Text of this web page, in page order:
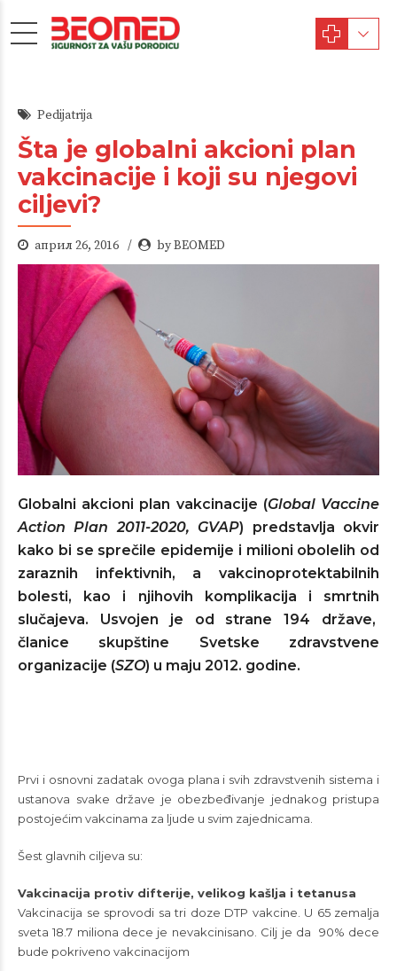
Pedijatrija
Šta je globalni akcioni plan
vakcinacije i koji su njegovi
ciljevi?
април 26, 2016 by BEOMED
Globalni akcioni plan vakcinacije (Global Vaccine
Action Plan 2011-2020, GVAP) predstavlja okvir
kako bi se sprečile epidemije i milioni obolelih od
zaraznih infektivnih, a vakcinoprotektabilnih
bolesti, kao i njihovih komplikacija i smrtnih
slučajeva. Usvojen je od strane 194 države,
članice skupštine Svetske zdravstvene
organizacije (SZO) u maju 2012. godine.
Prvi i osnovni zadatak ovoga plana i svih zdravstvenih sistema i
ustanova svake države je obezbeđivanje jednakog pristupa
postojećim vakcinama za ljude u svim zajednicama.
Šest glavnih ciljeva su:
Vakcinacija protiv difterije, velikog kašlja i tetanusa
Vakcinacija se sprovodi sa tri doze DTP vakcine. U 65 zemalja
sveta 18.7 miliona dece je nevakcinisano. Cilj je da 90% dece
bude pokriveno vakcinacijom